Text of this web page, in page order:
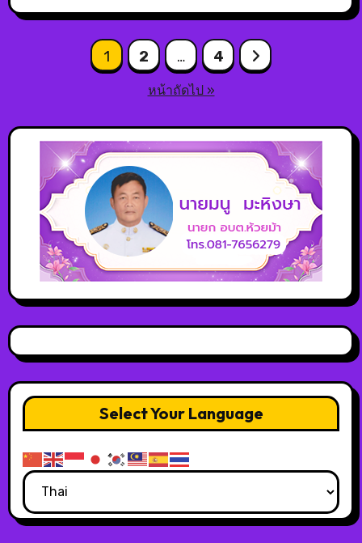
1 2 … 4
หน้าถัดไป »
Select Your Language